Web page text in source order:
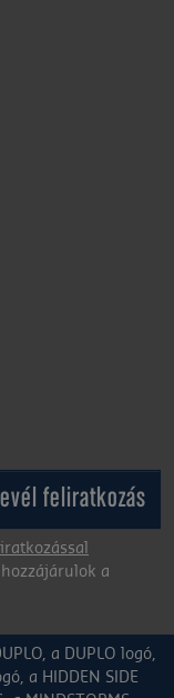
feliratkozás
hozzájárulok a
a DUPLO logó,
a HIDDEN SIDE